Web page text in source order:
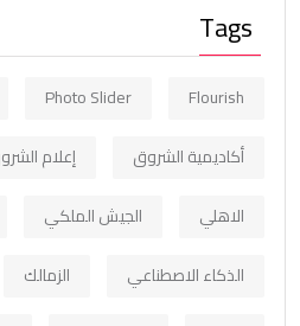
Tags
Flourish
Photo Slider
أكاديمية الشروق
إعلام
الاهلي
الجيش الملكي
الذكاء الاصطناعي
الزمالك